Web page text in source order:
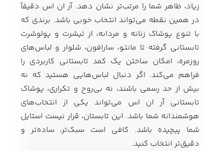
زیاد، ظاهر شما را مرتب‌تر نشان دهد. آر ان اس دقیقاً
در همین نقطه می‌تواند انتخاب خوبی باشد. برندی که
با تنوع پوشاک زنانه و مردانه، از تیشرت و پولوشرت
تابستانی گرفته تا مانتو، سارافون، شلوار و لباس‌های
روزمره، امکان ساختن یک کمد تابستانی کاربردی را
فراهم می‌کند. اگر دنبال لباس‌هایی هستید که نه
بیش از حد رسمی باشند، نه بی‌روح و تکراری، پوشاک
تابستانی آر ان اس می‌تواند یکی از انتخاب‌های
هوشمندانه شما باشد. این تابستان، قرار نیست استایل
شما پیچیده باشد. کافی است سبک‌تر، ساده‌تر و
دقیق‌تر انتخاب کنید.